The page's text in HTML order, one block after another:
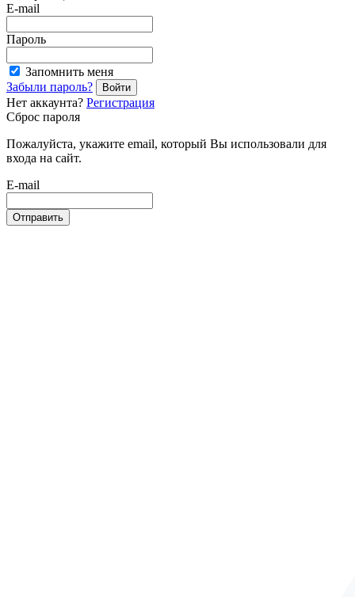
E-mail
Пароль
Запомнить меня
Забыли пароль?
Войти
Нет аккаунта? Регистрация
Сброс пароля
Пожалуйста, укажите email, который Вы использовали для
входа на сайт.
E-mail
Отправить